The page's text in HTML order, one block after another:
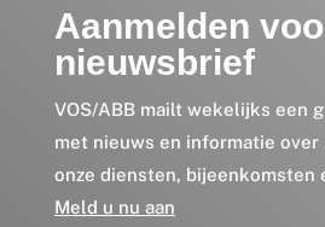
Aanmelden
nieuwsbrief
VOS/ABB mailt wekelijks een
met nieuws en informatie over
onze diensten, bijeenkomsten
Meld u nu aan